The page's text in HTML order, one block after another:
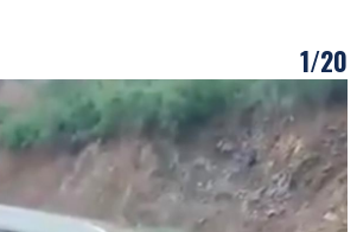
1/20